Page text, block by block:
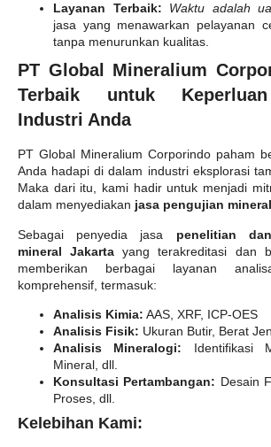
Layanan Terbaik:
Waktu adalah
jasa yang menawarkan pelayanan
tanpa menurunkan kualitas.
PT Global Mineralium
Terbaik untuk
Industri Anda
PT Global Mineralium Corporindo paham
Anda hadapi di dalam industri eksplorasi
Maka dari itu, kami hadir untuk menjadi
dalam menyediakan jasa pengujian mineral
Sebagai penyedia jasa penelitian
mineral Jakarta yang terakreditasi dan
memberikan berbagai layanan
komprehensif, termasuk:
Analisis Kimia: AAS, XRF, ICP-OES
Analisis Fisik: Ukuran Butir, Berat
Analisis Mineralogi: Identifikasi
Mineral, dll.
Konsultasi Pertambangan: Desain
Proses, dll.
Kelebihan Kami: